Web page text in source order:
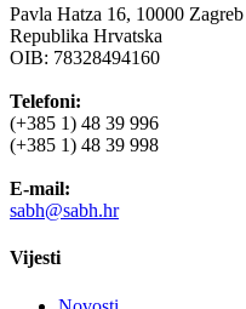
Pavla Hatza 16, 10000 Zagreb
Republika Hrvatska
OIB: 78328494160
Telefoni:
(+385 1) 48 39 996
(+385 1) 48 39 998
E-mail:
sabh@sabh.hr
Vijesti